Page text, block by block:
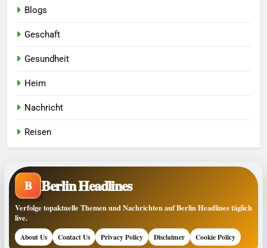
Blogs
Geschaft
Gesundheit
Heim
Nachricht
Reisen
B Berlin Headlines
Verfolge topaktuelle Themen und Nachrichten auf Berlin Headlines täglich
live.
About Us Contact Us Privacy Policy Disclaimer Cookie Policy